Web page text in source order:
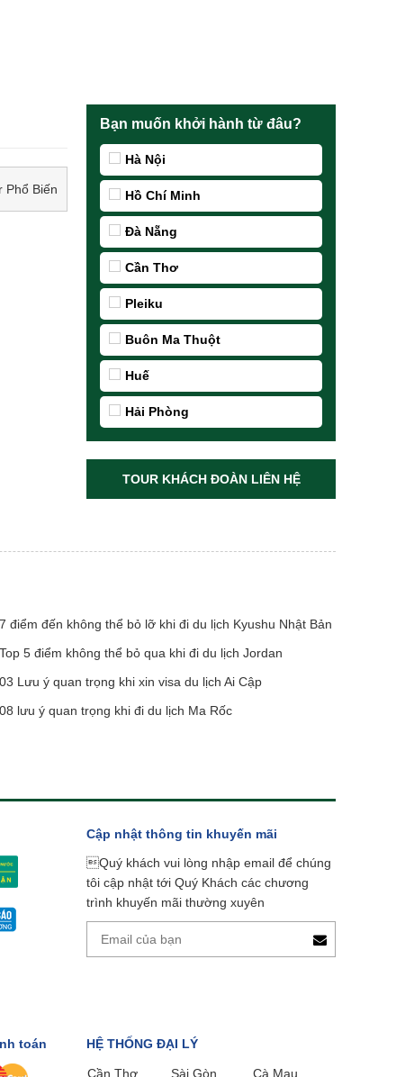
Bạn muốn khởi hành từ đâu?
Hà Nội
Hồ Chí Minh
Đà Nẵng
Cần Thơ
Pleiku
Buôn Ma Thuột
Huế
Hải Phòng
TOUR KHÁCH ĐOÀN LIÊN HỆ
Phổ Biến
7 điểm đến không thể bỏ lỡ khi đi du lịch Kyushu Nhật Bản
Top 5 điểm không thể bỏ qua khi đi du lịch Jordan
03 Lưu ý quan trọng khi xin visa du lịch Ai Cập
08 lưu ý quan trọng khi đi du lịch Ma Rốc
Cập nhật thông tin khuyến mãi
Quý khách vui lòng nhập email để chúng
tôi cập nhật tới Quý Khách các chương
trình khuyến mãi thường xuyên
toán HỆ THỐNG ĐẠI LÝ
Cần Thơ Sài Gòn Cà Mau